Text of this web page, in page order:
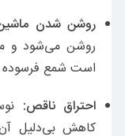
روشن شدن
روشن می‌شود و
است شمع
احتراق ناقص:
کاهش بی‌دلیل